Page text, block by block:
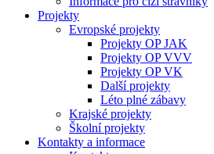
Projekty
Evropské projekty
Projekty OP JAK
Projekty OP VVV
Projekty OP VK
Další projekty
Léto plné zábavy
Krajské projekty
Školní projekty
Kontakty a informace